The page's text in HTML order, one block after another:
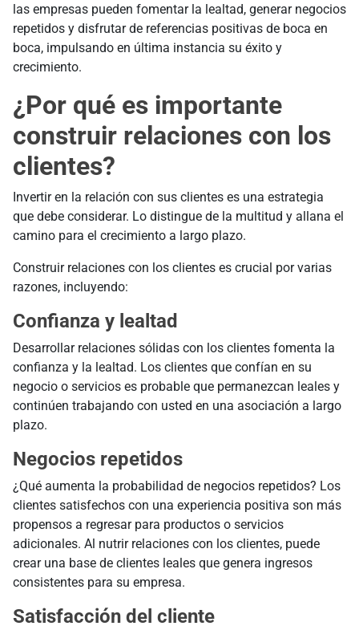
las empresas pueden fomentar la lealtad, generar negocios
repetidos y disfrutar de referencias positivas de boca en
boca, impulsando en última instancia su éxito y
crecimiento.
¿Por qué es importante
construir relaciones con los
clientes?
Invertir en la relación con sus clientes es una estrategia
que debe considerar. Lo distingue de la multitud y allana el
camino para el crecimiento a largo plazo.
Construir relaciones con los clientes es crucial por varias
razones, incluyendo:
Confianza y lealtad
Desarrollar relaciones sólidas con los clientes fomenta la
confianza y la lealtad. Los clientes que confían en su
negocio o servicios es probable que permanezcan leales y
continúen trabajando con usted en una asociación a largo
plazo.
Negocios repetidos
¿Qué aumenta la probabilidad de negocios repetidos? Los
clientes satisfechos con una experiencia positiva son más
propensos a regresar para productos o servicios
adicionales. Al nutrir relaciones con los clientes, puede
crear una base de clientes leales que genera ingresos
consistentes para su empresa.
Satisfacción del cliente